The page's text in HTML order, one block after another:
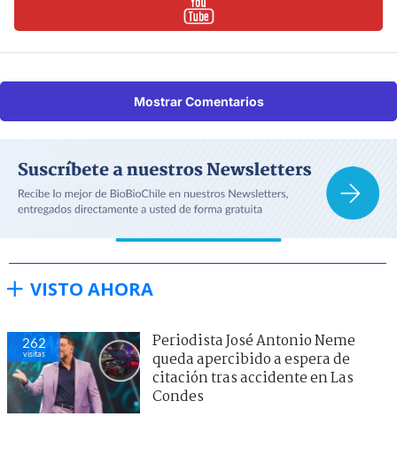
Mostrar Comentarios
VISTO AHORA
262
visitas
Periodista José Antonio Neme
queda apercibido a espera de
citación tras accidente en Las
Condes